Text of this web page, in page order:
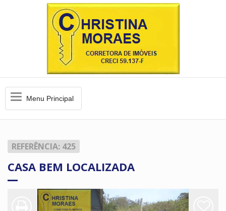
MenuMenu Principal
REFERÊNCIA: 425
CASA BEM LOCALIZADA